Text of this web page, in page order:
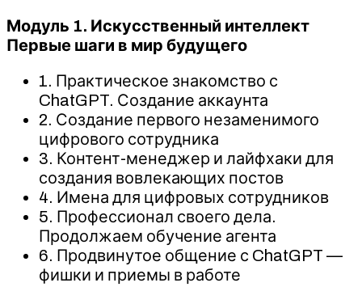
Модуль 1. Искусственный интеллект
Первые шаги в мир будущего
1. Практическое знакомство с
ChatGPT. Создание аккаунта
2. Создание первого незаменимого
цифрового сотрудника
3. Контент-менеджер и лайфхаки для
создания вовлекающих постов
4. Имена для цифровых сотрудников
5. Профессионал своего дела.
Продолжаем обучение агента
6. Продвинутое общение с ChatGPT —
фишки и приемы в работе